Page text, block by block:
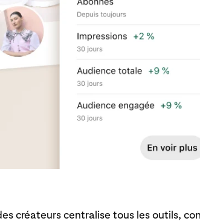
créateurs centralise tous les outils,